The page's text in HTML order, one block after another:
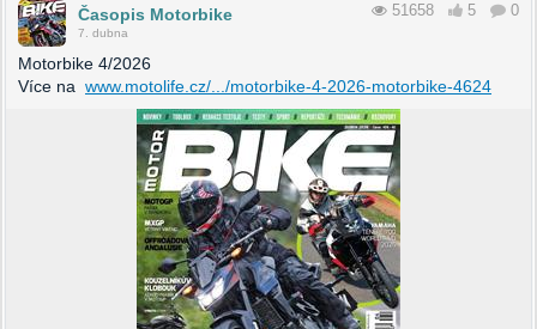
Časopis Motorbike
7. dubna
51658 5 0
Motorbike 4/2026
Více na www.motolife.cz/.../motorbike-4-2026-motorbike-4624